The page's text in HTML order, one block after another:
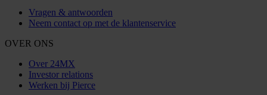
Vragen & antwoorden
Neem contact op met de klantenservice
OVER ONS
Over 24MX
Investor relations
Werken bij Pierce